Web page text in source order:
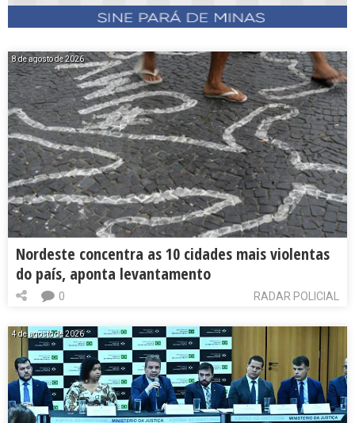
8 de agosto de 2026
Nordeste concentra as 10 cidades mais violentas
do país, aponta levantamento
RADAR POLICIAL
0
4 de agosto de 2026